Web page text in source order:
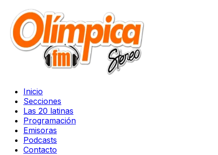
Inicio
Secciones
Las 20 latinas
Programación
Emisoras
Podcasts
Contacto